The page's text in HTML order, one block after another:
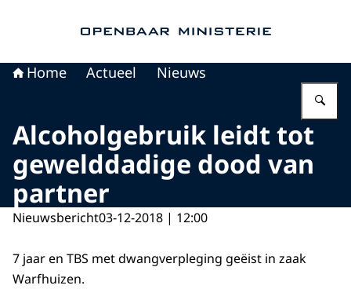
Home Actueel Nieuws
Alcoholgebruik leidt tot
gewelddadige dood van
partner
Nieuwsbericht03-12-2018 | 12:00
7 jaar en TBS met dwangverpleging geëist in zaak
Warfhuizen.